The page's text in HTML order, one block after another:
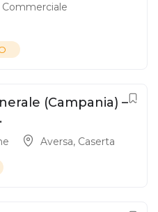
Commerciale
(Campania) –
Aversa, Caserta